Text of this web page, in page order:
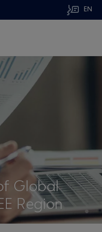
EN
Global
Region